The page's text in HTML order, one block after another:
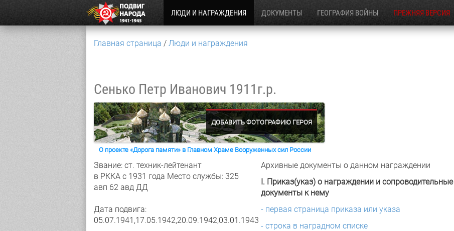
ЛЮДИ И НАГРАЖДЕНИЯ ДОКУМЕНТЫ ГЕОГРАФИЯ ВОЙНЫ ПРЕЖНЯЯ ВЕРСИЯ
Главная страница Люди и награждения
Сенько Петр Иванович 1911г.р.
ДОБАВИТЬ ФОТОГРАФИЮ ГЕРОЯ
О проекте «Дорога памяти» в Главном Храме Вооруженных сил России
Звание: ст. техник-лейтенант
в РККА с 1931 года Место службы: 325
авп 62 авд ДД
Дата подвига:
05.07.1941,17.05.1942,20.09.1942,03.01.1943
Архивные документы о данном награждении
I. Приказ(указ) о награждении и сопроводительные
документы к нему
- первая страница приказа или указа
- строка в наградном списке